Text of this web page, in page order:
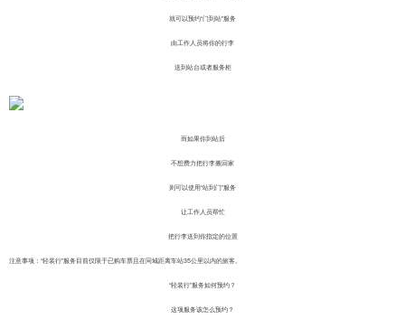
就可以预约“门到站”服务
由工作人员将你的行李
送到站台或者服务柜
而如果你到站后
不想费力把行李搬回家
则可以使用“站到门”服务
让工作人员帮忙
把行李送到你指定的位置
注意事项：“轻装行”服务目前仅限于已购车票且在同城距离车站35公里以内的旅客。
“轻装行”服务如何预约？
这项服务该怎么预约？